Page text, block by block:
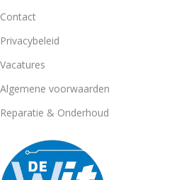
Contact
Privacybeleid
Vacatures
Algemene voorwaarden
Reparatie & Onderhoud